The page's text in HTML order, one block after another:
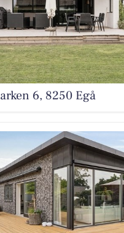
6, 8250 Egå